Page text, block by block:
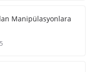
Manipülasyonlara